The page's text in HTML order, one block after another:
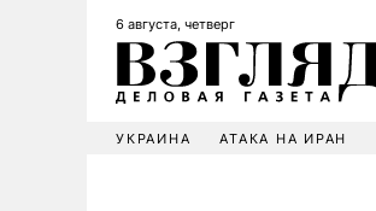
6 августа, четверг
УКРАИНА АТАКА НА ИРАН